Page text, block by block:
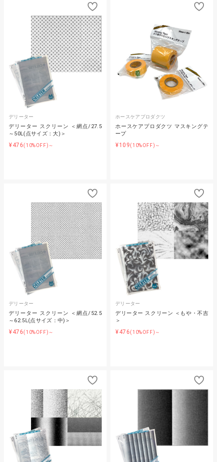
デリーター
デリーター スクリーン ＜網点/27.5
～50L(点サイズ：大)＞
¥476(10%OFF)～
ホースケアプロダクツ
ホースケアプロダクツ マスキングテ
ープ
¥109(10%OFF)～
デリーター
デリーター スクリーン ＜網点/52.5
～62.5L(点サイズ：中)＞
¥476(10%OFF)～
デリーター
デリーター スクリーン ＜もや・不吉
＞
¥476(10%OFF)～